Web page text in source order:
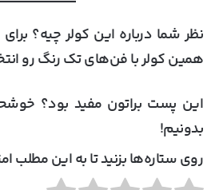
نظر شما درباره این کولر چیه؟
همین کولر با فن‌های تک رنگ رو
این پست براتون مفید بود؟
بدونیم!
روی ستاره‌ها بزنید تا به این مطلب